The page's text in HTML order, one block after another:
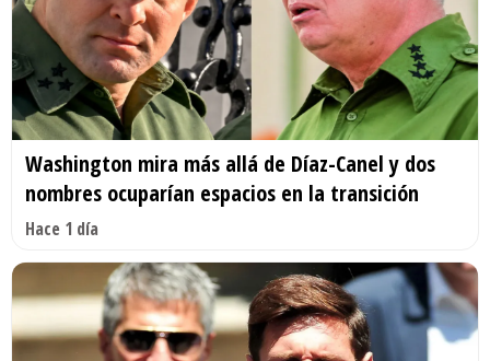
Washington mira más allá de Díaz-Canel y dos
nombres ocuparían espacios en la transición
Hace 1 día